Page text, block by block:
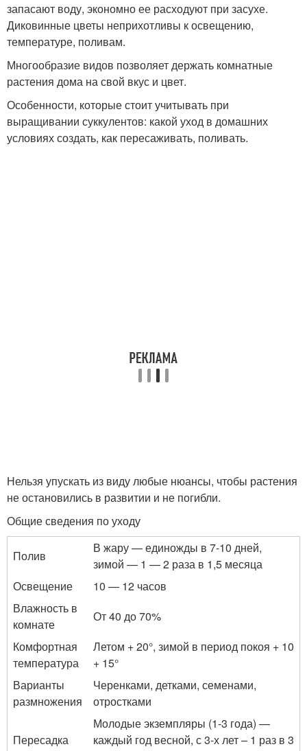
запасают воду, экономно ее расходуют при засухе.
Диковинные цветы неприхотливы к освещению,
температуре, поливам.
Многообразие видов позволяет держать комнатные
растения дома на свой вкус и цвет.
Особенности, которые стоит учитывать при
выращивании суккулентов: какой уход в домашних
условиях создать, как пересаживать, поливать.
Нельзя упускать из виду любые нюансы, чтобы растения
не остановились в развитии и не погибли.
Общие сведения по уходу
Полив
В жару — единожды в 7-10 дней,
зимой — 1 — 2 раза в 1,5 месяца
Освещение
10 — 12 часов
Влажность в
комнате
От 40 до 70%
Комфортная
температура
Летом + 20°, зимой в период покоя + 10
+ 15°
Варианты
размножения
Черенками, детками, семенами,
отростками
Пересадка
Молодые экземпляры (1-3 года) —
каждый год весной, с 3-х лет – 1 раз в 3